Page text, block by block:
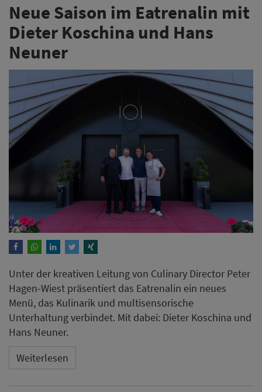
Neue Saison im Eatrenalin mit
Dieter Koschina und Hans
Neuner
Unter der kreativen Leitung von Culinary Director Peter
Hagen-Wiest präsentiert das Eatrenalin ein neues
Menü, das Kulinarik und multisensorische
Unterhaltung verbindet. Mit dabei: Dieter Koschina und
Hans Neuner.
Weiterlesen